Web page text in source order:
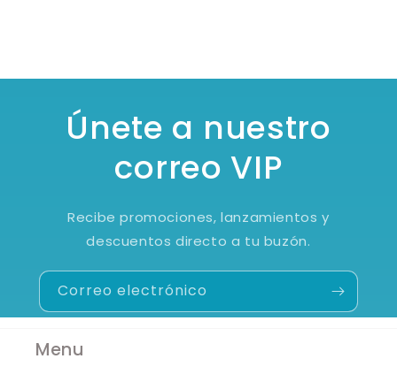
Únete a nuestro
correo VIP
Recibe promociones, lanzamientos y
descuentos directo a tu buzón.
Correo electrónico
Menu